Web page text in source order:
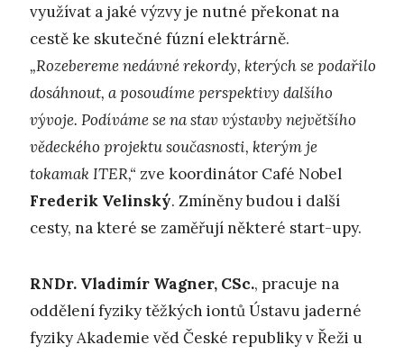
využívat a jaké výzvy je nutné překonat na
cestě ke skutečné fúzní elektrárně.
„Rozebereme nedávné rekordy, kterých se podařilo
dosáhnout, a posoudíme perspektivy dalšího
vývoje. Podíváme se na stav výstavby největšího
vědeckého projektu současnosti, kterým je
tokamak ITER,“ zve koordinátor Café Nobel
Frederik Velinský. Zmíněny budou i další
cesty, na které se zaměřují některé start-upy.
RNDr. Vladimír Wagner, CSc., pracuje na
oddělení fyziky těžkých iontů Ústavu jaderné
fyziky Akademie věd České republiky v Řeži u